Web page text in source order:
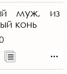
муж, из
конь